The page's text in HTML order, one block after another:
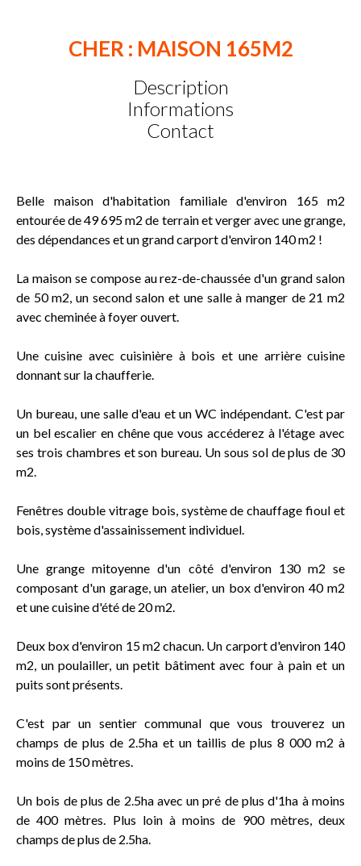
CHER : MAISON 165M2
Description
Informations
Contact
Belle maison d'habitation familiale d'environ 165 m2
entourée de 49 695 m2 de terrain et verger avec une grange,
des dépendances et un grand carport d'environ 140 m2 !
La maison se compose au rez-de-chaussée d'un grand salon
de 50 m2, un second salon et une salle à manger de 21 m2
avec cheminée à foyer ouvert.
Une cuisine avec cuisinière à bois et une arrière cuisine
donnant sur la chaufferie.
Un bureau, une salle d'eau et un WC indépendant. C'est par
un bel escalier en chêne que vous accéderez à l'étage avec
ses trois chambres et son bureau. Un sous sol de plus de 30
m2.
Fenêtres double vitrage bois, système de chauffage fioul et
bois, système d'assainissement individuel.
Une grange mitoyenne d'un côté d'environ 130 m2 se
composant d'un garage, un atelier, un box d'environ 40 m2
et une cuisine d'été de 20 m2.
Deux box d'environ 15 m2 chacun. Un carport d'environ 140
m2, un poulailler, un petit bâtiment avec four à pain et un
puits sont présents.
C'est par un sentier communal que vous trouverez un
champs de plus de 2.5ha et un taillis de plus 8 000 m2 à
moins de 150 mètres.
Un bois de plus de 2.5ha avec un pré de plus d'1ha à moins
de 400 mètres. Plus loin à moins de 900 mètres, deux
champs de plus de 2.5ha.